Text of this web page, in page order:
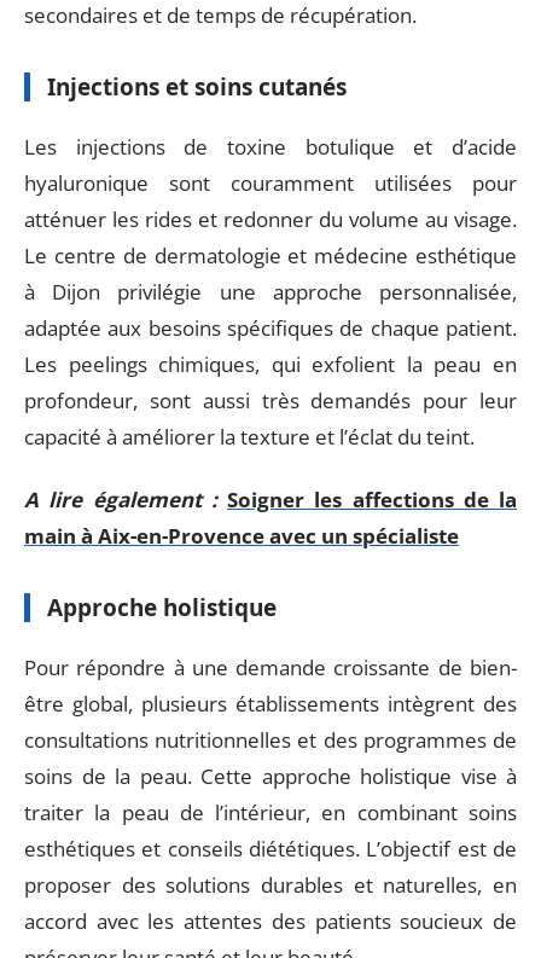
secondaires et de temps de récupération.
Injections et soins cutanés
Les injections de toxine botulique et d’acide
hyaluronique sont couramment utilisées pour
atténuer les rides et redonner du volume au visage.
Le centre de dermatologie et médecine esthétique
à Dijon privilégie une approche personnalisée,
adaptée aux besoins spécifiques de chaque patient.
Les peelings chimiques, qui exfolient la peau en
profondeur, sont aussi très demandés pour leur
capacité à améliorer la texture et l’éclat du teint.
A lire également : Soigner les affections de la
main à Aix-en-Provence avec un spécialiste
Approche holistique
Pour répondre à une demande croissante de bien-
être global, plusieurs établissements intègrent des
consultations nutritionnelles et des programmes de
soins de la peau. Cette approche holistique vise à
traiter la peau de l’intérieur, en combinant soins
esthétiques et conseils diététiques. L’objectif est de
proposer des solutions durables et naturelles, en
accord avec les attentes des patients soucieux de